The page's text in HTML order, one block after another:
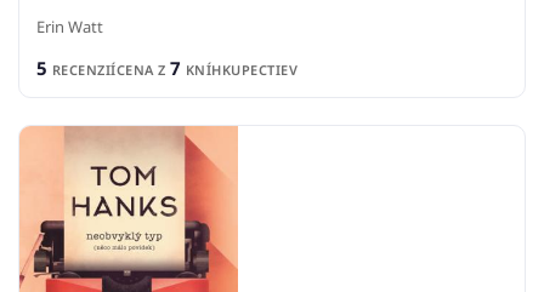
Erin Watt
5 RECENZIÍCENA Z 7 KNÍHKUPECTIEV